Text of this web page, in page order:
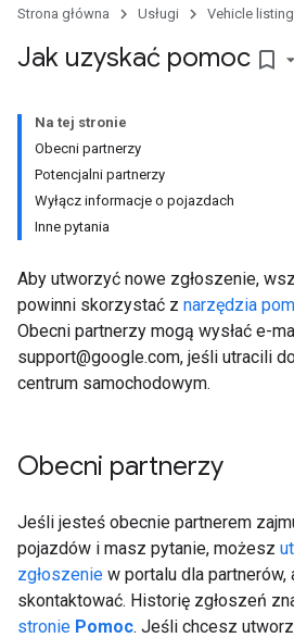
Strona główna Usługi Vehicle
Jak uzyskać pomoc bookmark_border
Na tej stronie
Obecni partnerzy
Potencjalni partnerzy
Wyłącz informacje o pojazdach
Inne pytania
Aby utworzyć nowe zgłoszenie,
powinni skorzystać z narzędzia
Obecni partnerzy mogą wysłać e-
support@google.com, jeśli utracili
centrum samochodowym.
Obecni partnerzy
Jeśli jesteś obecnie partnerem
pojazdów i masz pytanie, możesz
zgłoszenie w portalu dla partnerów,
skontaktować. Historię zgłoszeń
stronie Pomoc. Jeśli chcesz